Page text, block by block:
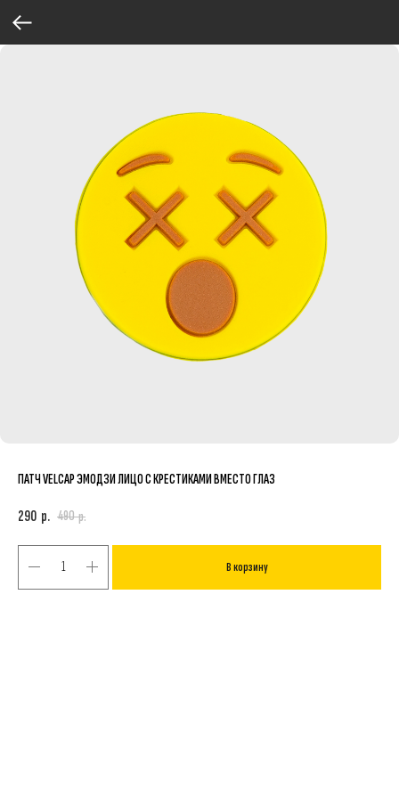
ПАТЧ VELCAP ЭМОДЗИ ЛИЦО С КРЕСТИКАМИ ВМЕСТО ГЛАЗ
290 р. 490 р.
В корзину